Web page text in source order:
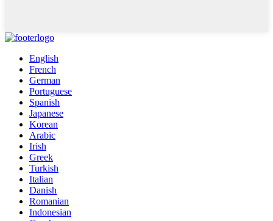
English
French
German
Portuguese
Spanish
Japanese
Korean
Arabic
Irish
Greek
Turkish
Italian
Danish
Romanian
Indonesian